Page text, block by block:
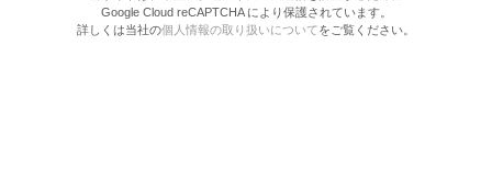
Google Cloud reCAPTCHA により保護されています。
詳しくは当社の個人情報の取り扱いについてをご覧ください。